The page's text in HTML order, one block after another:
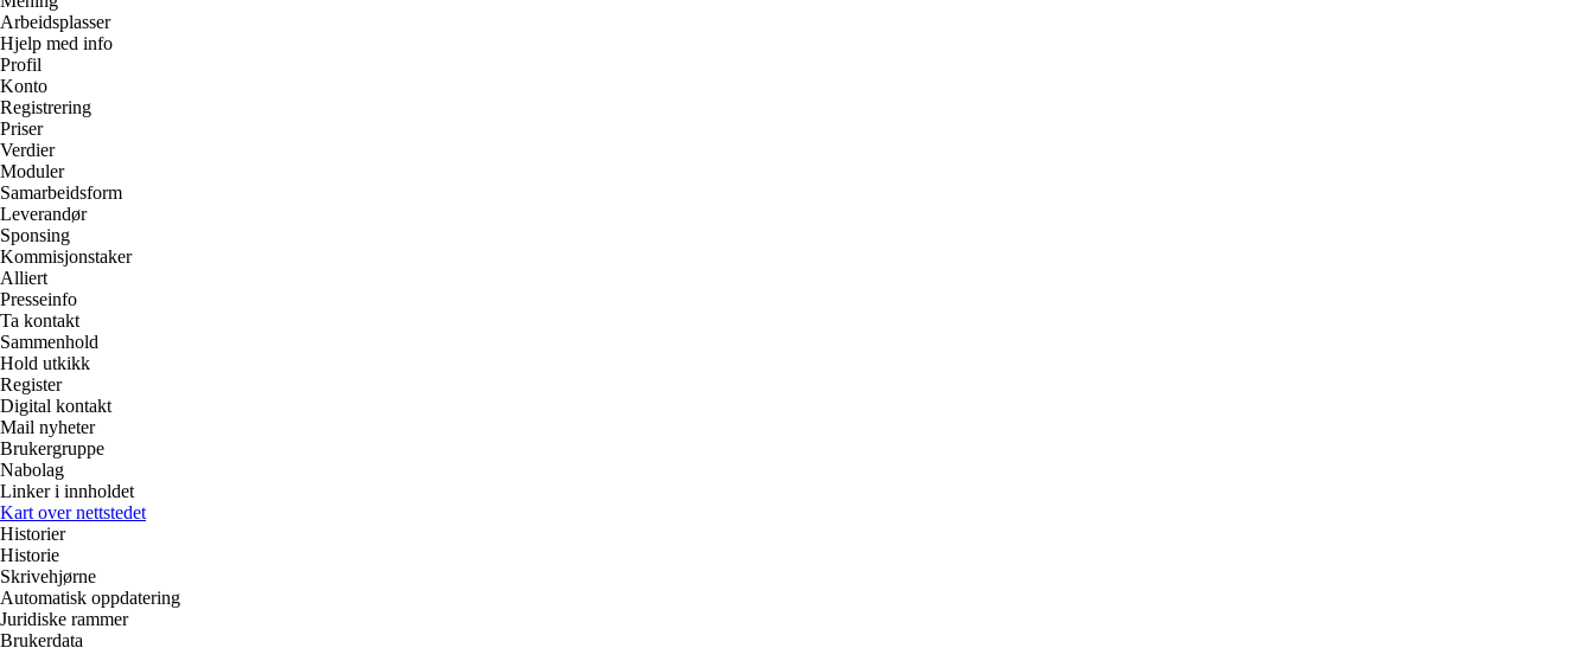
Arbeidsplasser
Hjelp med info
Profil
Konto
Registrering
Priser
Verdier
Moduler
Samarbeidsform
Leverandør
Sponsing
Kommisjonstaker
Alliert
Presseinfo
Ta kontakt
Sammenhold
Hold utkikk
Register
Digital kontakt
Mail nyheter
Brukergruppe
Nabolag
Linker i innholdet
Kart over nettstedet
Historier
Historie
Skrivehjørne
Automatisk oppdatering
Juridiske rammer
Brukerdata